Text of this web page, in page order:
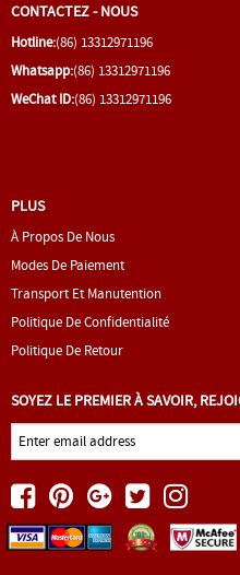
CONTACTEZ - NOUS
Hotline:(86) 13312971196
Whatsapp:(86) 13312971196
WeChat ID:(86) 13312971196
PLUS
À Propos De Nous
Modes De Paiement
Transport Et Manutention
Politique De Confidentialité
Politique De Retour
SOYEZ LE PREMIER À SAVOIR,